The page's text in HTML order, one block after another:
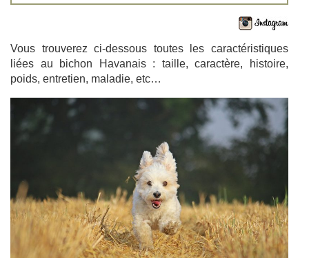
Vous trouverez ci-dessous toutes les caractéristiques
liées au bichon Havanais : taille, caractère, histoire,
poids, entretien, maladie, etc…